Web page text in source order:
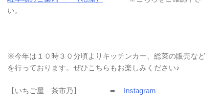
い。
※今年は１０時３０分頃よりキッチンカー、総菜の販売など
を行っております。ぜひこちらもお楽しみください♪
【いちご屋 茶市乃】 ➨ Instagram